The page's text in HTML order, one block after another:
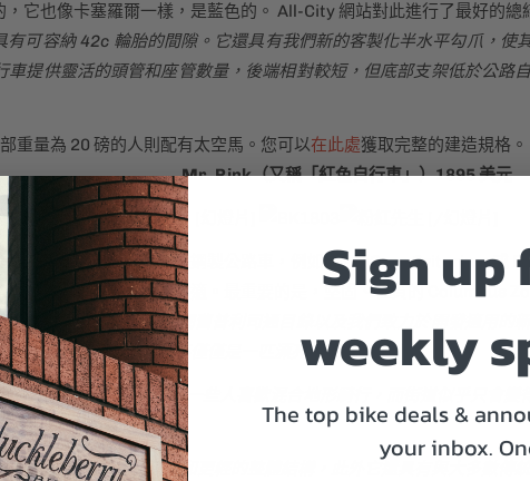
它也像卡塞羅爾一樣，是藍色的。 All-City 網站對此進行了最好的總
有可容納 42c 輪胎的間隙。它還具有我們新的客製化半水平勾爪，
提供靈活的頭管和座管數量，後端相對較短，但底部支架低於公
重量為 20 磅的人則配有太空馬。您可以在此處獲取完整的建造規格。
Mr. Pink（又稱「紅色自行車」）1895 美元
級版。我們一直有很多鋼製公路車，例如 Masi Gran Criterium 或
隙，這意味著乘坐更舒適。最重要的是，堅固、輕質的 Columbus
熱愛、我們多年來翻閱舊普利司通目錄以及我們致力於開發適用
行了一些調整，使其不僅僅是一匹漂亮的天氣表演小馬。
的許可，因為我們中的一些人喜歡混合地形騎行，而街道似乎只會
Zona 管材。
具有更堅固的踏板平台和更輕的整體結構，此外它還具有與大多數傳
Sign up
weekly
The top bike deals &
your inbox.